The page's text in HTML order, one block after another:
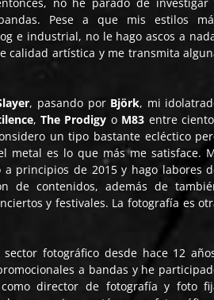
Pese a que mis estilos
e industrial, no le hago ascos a
calidad artística y me transmita
, pasando por Björk, mi
,The Prodigy o M83 entre
un tipo bastante ecléctico
metal es lo que más me satisface.
a principios de 2015 y hago labores
de contenidos, además de
y festivales. La fotografía es
fotográfico desde hace 12
a bandas y he
como director de fotografía y foto